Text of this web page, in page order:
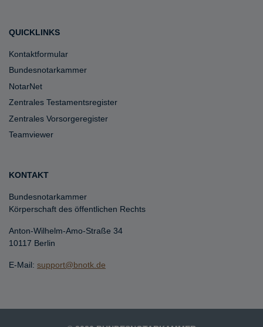
QUICKLINKS
Kontaktformular
Bundesnotarkammer
NotarNet
Zentrales Testamentsregister
Zentrales Vorsorgeregister
Teamviewer
KONTAKT
Bundesnotarkammer
Körperschaft des öffentlichen Rechts
Anton-Wilhelm-Amo-Straße 34
10117 Berlin
E-Mail: support@bnotk.de